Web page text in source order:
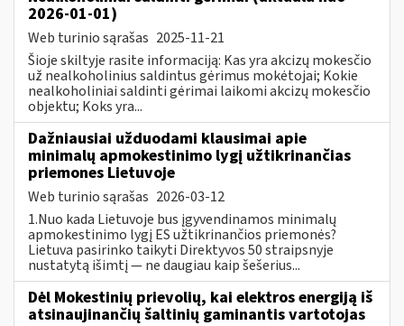
2026-01-01)
Web turinio sąrašas 2025-11-21
Šioje skiltyje rasite informaciją: Kas yra akcizų mokesčio
už nealkoholinius saldintus gėrimus mokėtojai; Kokie
nealkoholiniai saldinti gėrimai laikomi akcizų mokesčio
objektu; Koks yra...
Dažniausiai užduodami klausimai apie
minimalų apmokestinimo lygį užtikrinančias
priemones Lietuvoje
Web turinio sąrašas 2026-03-12
1.Nuo kada Lietuvoje bus įgyvendinamos minimalų
apmokestinimo lygį ES užtikrinančios priemonės?
Lietuva pasirinko taikyti Direktyvos 50 straipsnyje
nustatytą išimtį — ne daugiau kaip šešerius...
Dėl Mokestinių prievolių, kai elektros energiją iš
atsinaujinančių šaltinių gaminantis vartotojas